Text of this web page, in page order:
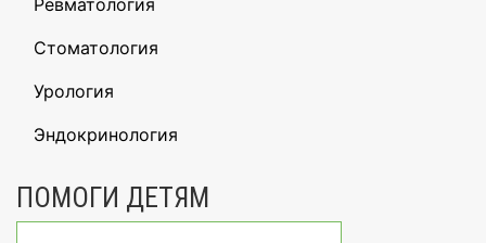
Ревматология
Стоматология
Урология
Эндокринология
ПОМОГИ ДЕТЯМ